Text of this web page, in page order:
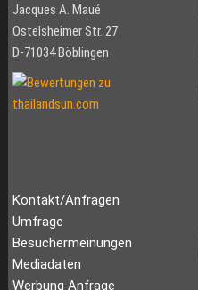
Jacques A. Maué
Ostelsheimer Str. 27
D-71034 Böblingen
Kontakt/Anfragen
Umfrage
Besuchermeinungen
Mediadaten
Werbung Anfrage